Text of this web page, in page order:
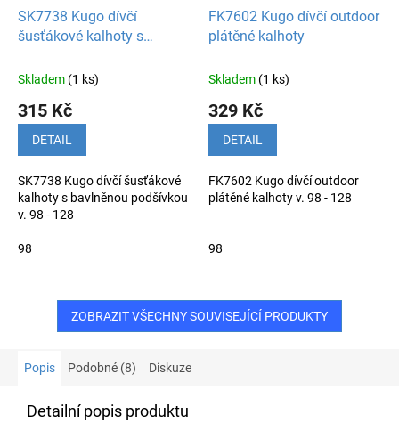
SK7738 Kugo dívčí
šusťákové kalhoty s
Skladem (1 ks)
315 Kč
DETAIL
SK7738 Kugo dívčí šusťákové
kalhoty s bavlněnou podšívkou
v. 98 - 128
98
FK7602 Kugo dívčí outdoor
plátěné kalhoty
Skladem (1 ks)
329 Kč
DETAIL
FK7602 Kugo dívčí outdoor
plátěné kalhoty v. 98 - 128
98
ZOBRAZIT VŠECHNY SOUVISEJÍCÍ PRODUKTY
Popis Podobné (8) Diskuze
Detailní popis produktu